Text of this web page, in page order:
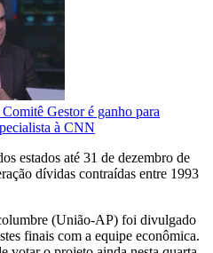
Gestor é ganho para
à CNN
estados até 31 de dezembro de
dívidas contraídas entre 1993
(União-AP) foi divulgado
finais com a equipe econômica.